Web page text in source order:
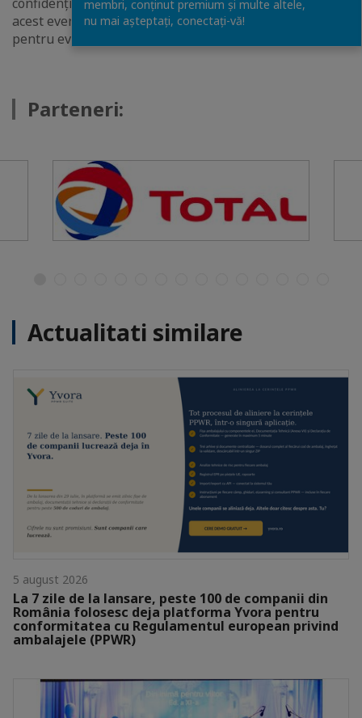
confidențialitățiiaici.Confirmarea participării dvs. la
acest eveniment constituie exprimarea acordului
pentru eventuala prelucrare de date.
Parteneri:
Actualitati similare
5 august 2026
La 7 zile de la lansare, peste 100 de companii din
România folosesc deja platforma Yvora pentru
conformitatea cu Regulamentul european privind
ambalajele (PPWR)
membri, conținut premium și multe altele,
nu mai așteptați, conectaţi-vă!